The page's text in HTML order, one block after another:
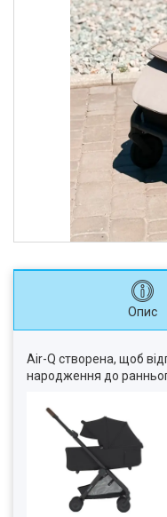
Опис
Air-Q створена, щоб
народження до